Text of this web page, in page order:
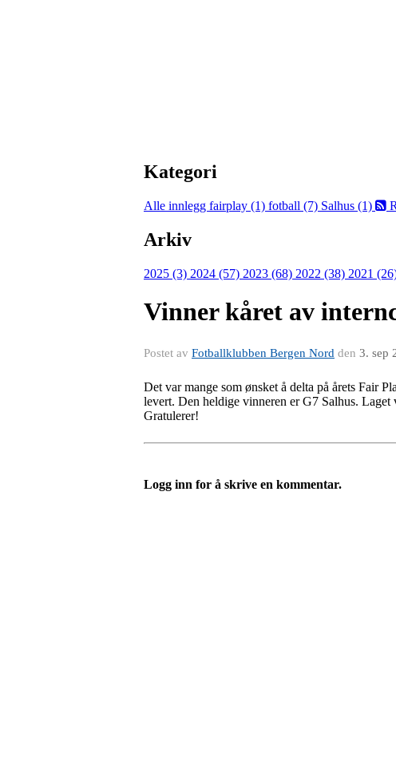
Kategori
Alle innlegg fairplay (1) fotball (7) Salhus (1)
Arkiv
2025 (3) 2024 (57) 2023 (68) 2022 (38) 2021
Vinner kåret av
Postet av Fotballklubben Bergen Nord den 3. sep
Det var mange som ønsket å delta på årets Fair
levert. Den heldige vinneren er G7 Salhus.
Gratulerer!
Logg inn for å skrive en kommentar.